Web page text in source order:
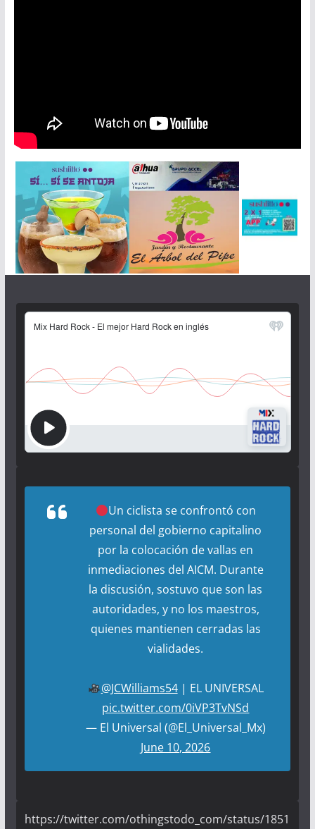
Un ciclista se confrontó con
personal del gobierno capitalino
por la colocación de vallas en
inmediaciones del AICM. Durante
la discusión, sostuvo que son las
autoridades, y no los maestros,
quienes mantienen cerradas las
vialidades.
@JCWilliams54| EL UNIVERSAL
pic.twitter.com/0iVP3TvNSd
— El Universal (@El_Universal_Mx)
June 10, 2026
https://twitter.com/othingstodo_com/status/1851